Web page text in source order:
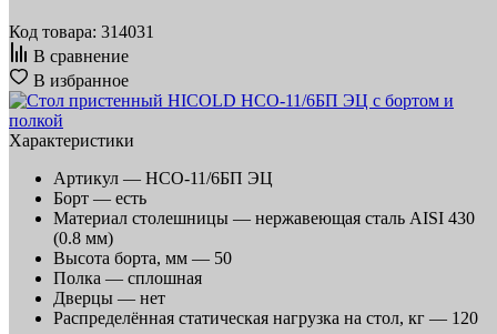
Код товара: 314031
В сравнение
В избранное
Характеристики
Артикул — НСО-11/6БП ЭЦ
Борт — есть
Материал столешницы — нержавеющая сталь AISI 430
(0.8 мм)
Высота борта, мм — 50
Полка — сплошная
Дверцы — нет
Распределённая статическая нагрузка на стол, кг — 120